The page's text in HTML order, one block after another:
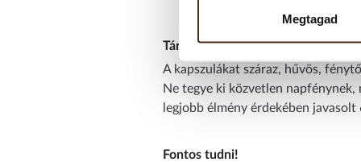
Megtagad
Tárolási javaslat:
A kapszulákat száraz, hűvös,
Ne tegye ki közvetlen napfénynek,
legjobb élmény érdekében
Fontos tudni!